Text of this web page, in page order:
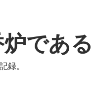
である
録。